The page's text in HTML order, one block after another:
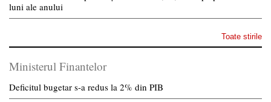
luni ale anului
Toate stirile
Ministerul Finantelor
Deficitul bugetar s-a redus la 2% din PIB